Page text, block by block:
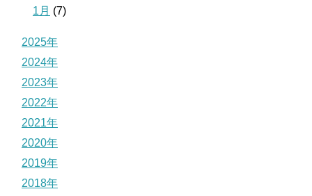
1月 (7)
2025年
2024年
2023年
2022年
2021年
2020年
2019年
2018年